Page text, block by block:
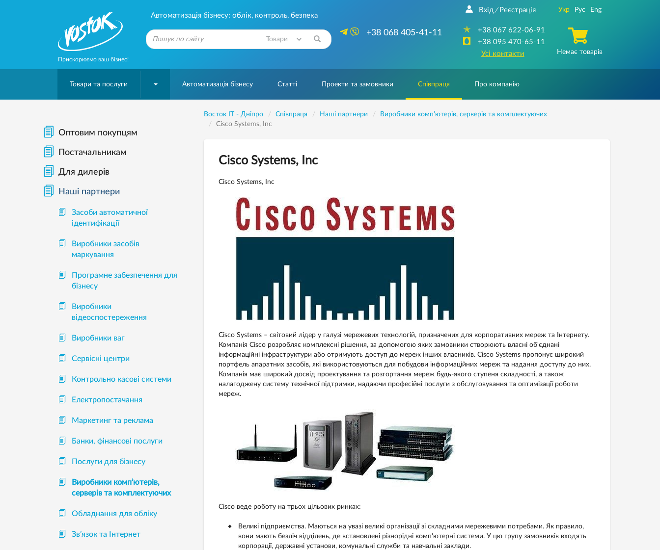
Прискорюємо ваш бізнес!
Автоматизація бізнесу: облік, контроль, безпека
+38 068 405-41-11
Вхід / Реєстрація
+38 067 622-06-91
+38 095 470-65-11
Усі контакти
Укр Рус Eng
Немає товарів
Товари та послуги Автоматизація бізнесу Статті Проекти та замовники Співпраця Про компанію
Восток IT - Дніпро Співпраця Наші партнери
Виробники комп’ютерів, серверів та комплектуючих
Cisco Systems, Inc
Cisco Systems, Inc
Cisco Systems, Inc
Cisco Systems – світовий лідер у галузі мережевих технологій, призначених для корпоративних мереж та Інтернету.
Компанія Cisco розробляє комплексні рішення, за допомогою яких замовники створюють власні об'єднані
інформаційні інфраструктури або отримують доступ до мереж інших власників. Cisco Systems пропонує широкий
портфель апаратних засобів, які використовуються для побудови інформаційних мереж та надання доступу до них.
Компанія має широкий досвід проектування та розгортання мереж будь-якого ступеня складності, а також
налагоджену систему технічної підтримки, надаючи професійні послуги з обслуговування та оптимізації роботи
мереж.
Cisco веде роботу на трьох цільових ринках:
Великі підприємства. Маються на увазі великі організації зі складними мережевими потребами. Як правило,
вони мають безліч відділень, де встановлені різнорідні комп'ютерні системи. У цю групу замовників входять
корпорації, державні установи, комунальні служби та навчальні заклади.
Оптовим покупцям
Постачальникам
Для дилерів
Наші партнери
Засоби автоматичної
ідентифікації
Виробники засобів
маркування
Програмне забезпечення для
бізнесу
Виробники
відеоспостереження
Виробники ваг
Сервісні центри
Контрольно касові системи
Електропостачання
Маркетинг та реклама
Банки, фінансові послуги
Послуги для бізнесу
Виробники комп’ютерів,
серверів та комплектуючих
Обладнання для обліку
Зв’язок та Інтернет